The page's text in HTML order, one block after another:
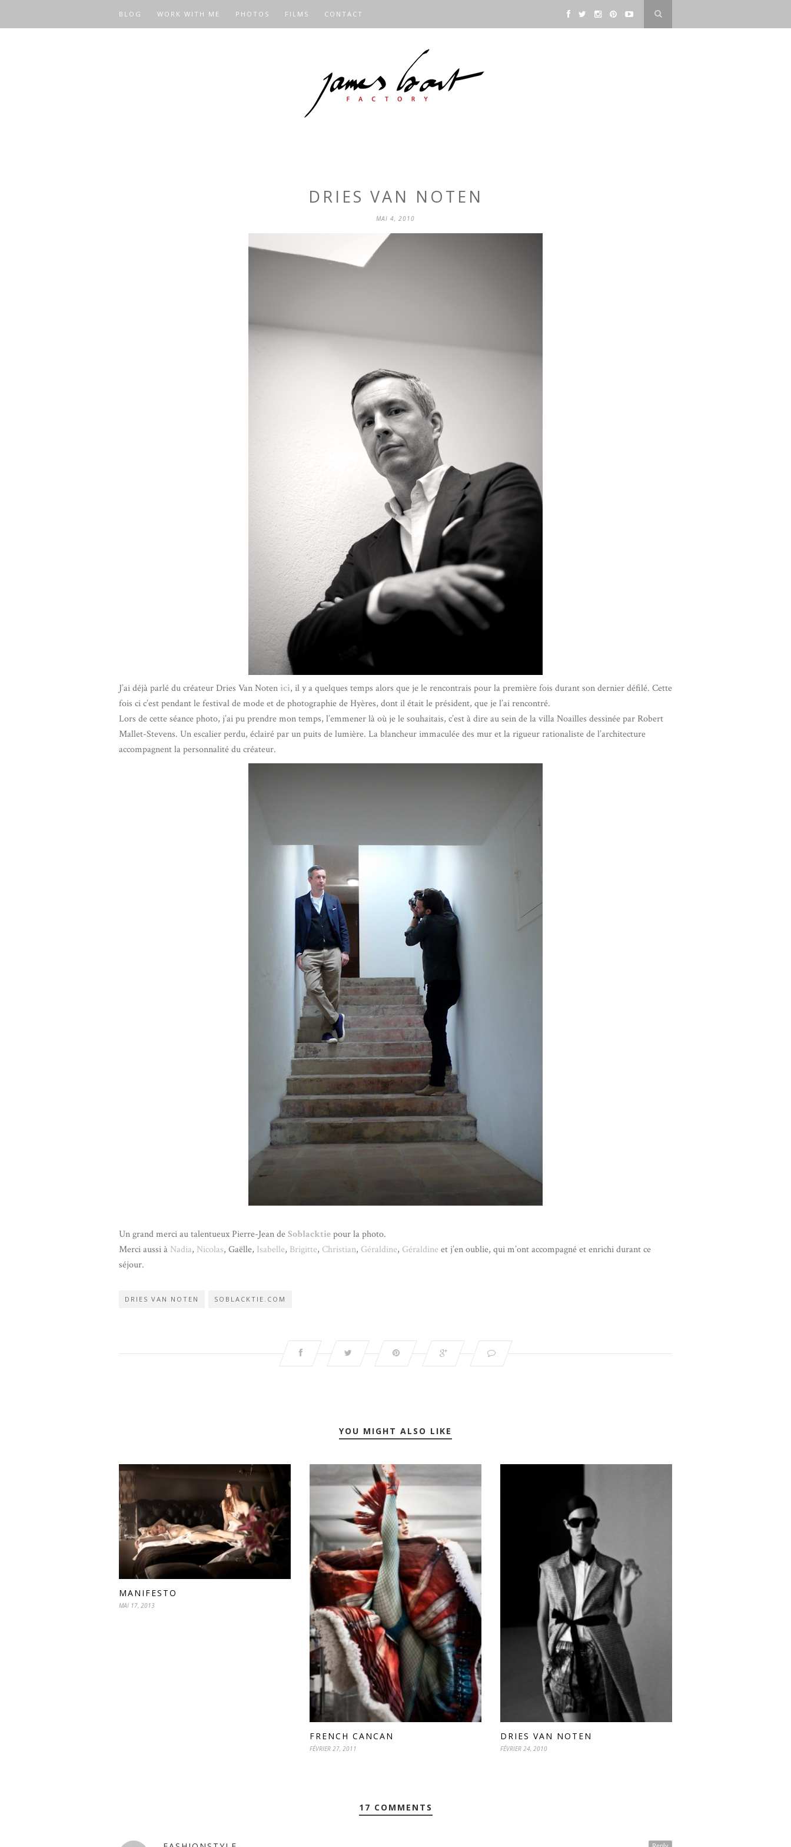
BLOG WORK WITH ME PHOTOS FILMS CONTACT
DRIES VAN NOTEN
MAI 4, 2010
J’ai déjà parlé du créateur Dries Van Noten ici, il y a quelques temps alors que je le rencontrais pour la première fois durant son dernier défilé. Cette
fois ci c’est pendant le festival de mode et de photographie de Hyères, dont il était le président, que je l’ai rencontré.
Lors de cette séance photo, j’ai pu prendre mon temps, l’emmener là où je le souhaitais, c’est à dire au sein de la villa Noailles dessinée par Robert
Mallet-Stevens. Un escalier perdu, éclairé par un puits de lumière. La blancheur immaculée des mur et la rigueur rationaliste de l’architecture
accompagnent la personnalité du créateur.
Un grand merci au talentueux Pierre-Jean deSoblacktiepour la photo.
Merci aussi à Nadia, Nicolas, Gaëlle, Isabelle, Brigitte, Christian, Géraldine, Géraldine et j’en oublie, qui m’ont accompagné et enrichi durant ce
séjour.
DRIES VAN NOTEN SOBLACKTIE.COM
YOU MIGHT ALSO LIKE
MANIFESTO
MAI 17, 2013
FRENCH CANCAN
FÉVRIER 27, 2011
DRIES VAN NOTEN
FÉVRIER 24, 2010
17 COMMENTS